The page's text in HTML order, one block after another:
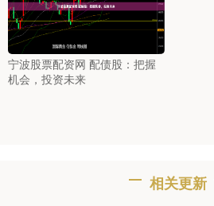
宁波股票配资网 配债股：把握
机会，投资未来
相关更新